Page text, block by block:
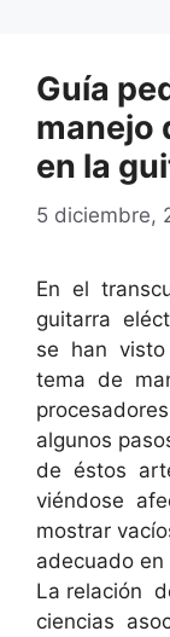
Guía
manejo
en la
5 diciembre,
En el
guitarra
se han
tema de
algunos
de éstos
viéndose
mostrar
adecuado
La relación
ciencias